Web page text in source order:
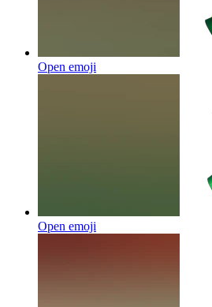
Open emoji
Open emoji